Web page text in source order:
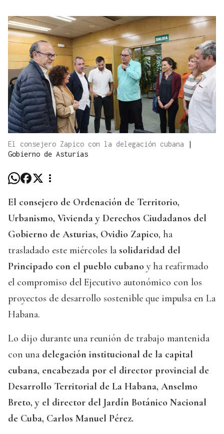
El consejero Zapico con la delegación cubana
|
Gobierno de Asturias
El consejero de Ordenación de Territorio,
Urbanismo, Vivienda y Derechos Ciudadanos del
Gobierno de Asturias, Ovidio Zapico, ha
trasladado este miércoles la solidaridad del
Principado con el pueblo cubano y ha reafirmado
el compromiso del Ejecutivo autonómico con los
proyectos de desarrollo sostenible que impulsa en La
Habana.
Lo dijo durante una reunión de trabajo mantenida
con una delegación institucional de la capital
cubana, encabezada por el director provincial de
Desarrollo Territorial de La Habana, Anselmo
Breto, y el director del Jardín Botánico Nacional
de Cuba, Carlos Manuel Pérez.